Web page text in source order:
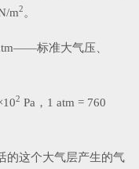
m2 。
标准大气压、
2 Pa，1 atm = 760
的这个大气层产生的气